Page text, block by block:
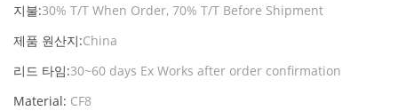
지불:30% T/T When Order, 70% T/T Before Shipment
제품 원산지:China
리드 타임:30~60 days Ex Works after order confirmation
Material: CF8